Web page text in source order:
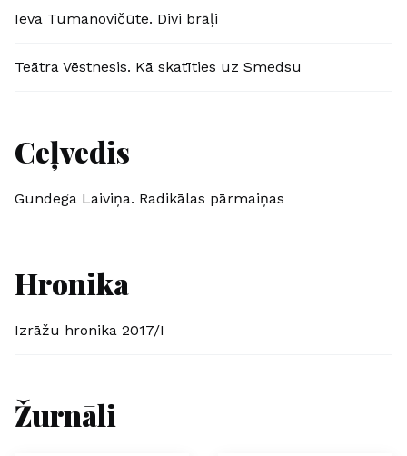
Ieva Tumanovičūte. Divi brāļi
Teātra Vēstnesis. Kā skatīties uz Smedsu
Ceļvedis
Gundega Laiviņa. Radikālas pārmaiņas
Hronika
Izrāžu hronika 2017/I
Žurnāli